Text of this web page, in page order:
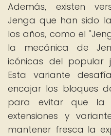
Además, existen
Jenga que han sido
los años, como el
la mecánica de
icónicas del popular
Esta variante
encajar los bloques
para evitar que la
extensiones y
mantener fresca la